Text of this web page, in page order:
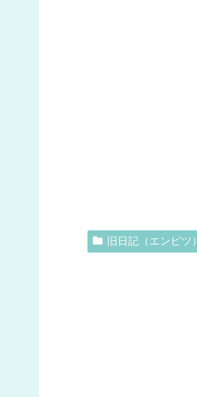
旧日記（エンピツ）